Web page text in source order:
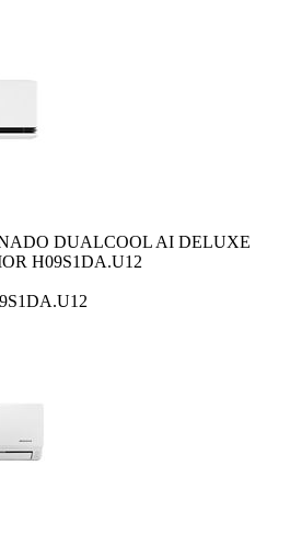
DUALCOOL AI DELUXE
H09S1DA.U12